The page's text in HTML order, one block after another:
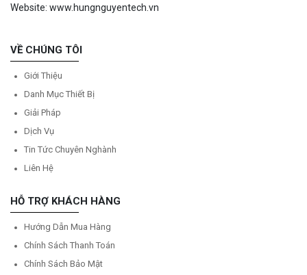
Website: www.hungnguyentech.vn
VỀ CHÚNG TÔI
Giới Thiệu
Danh Mục Thiết Bị
Giải Pháp
Dịch Vụ
Tin Tức Chuyên Nghành
Liên Hệ
HỖ TRỢ KHÁCH HÀNG
Hướng Dẫn Mua Hàng
Chính Sách Thanh Toán
Chính Sách Bảo Mật